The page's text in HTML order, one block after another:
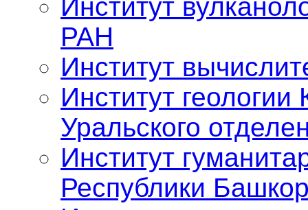
Институт
РАН
Институт
Институт
Уральского
Институт
Республики